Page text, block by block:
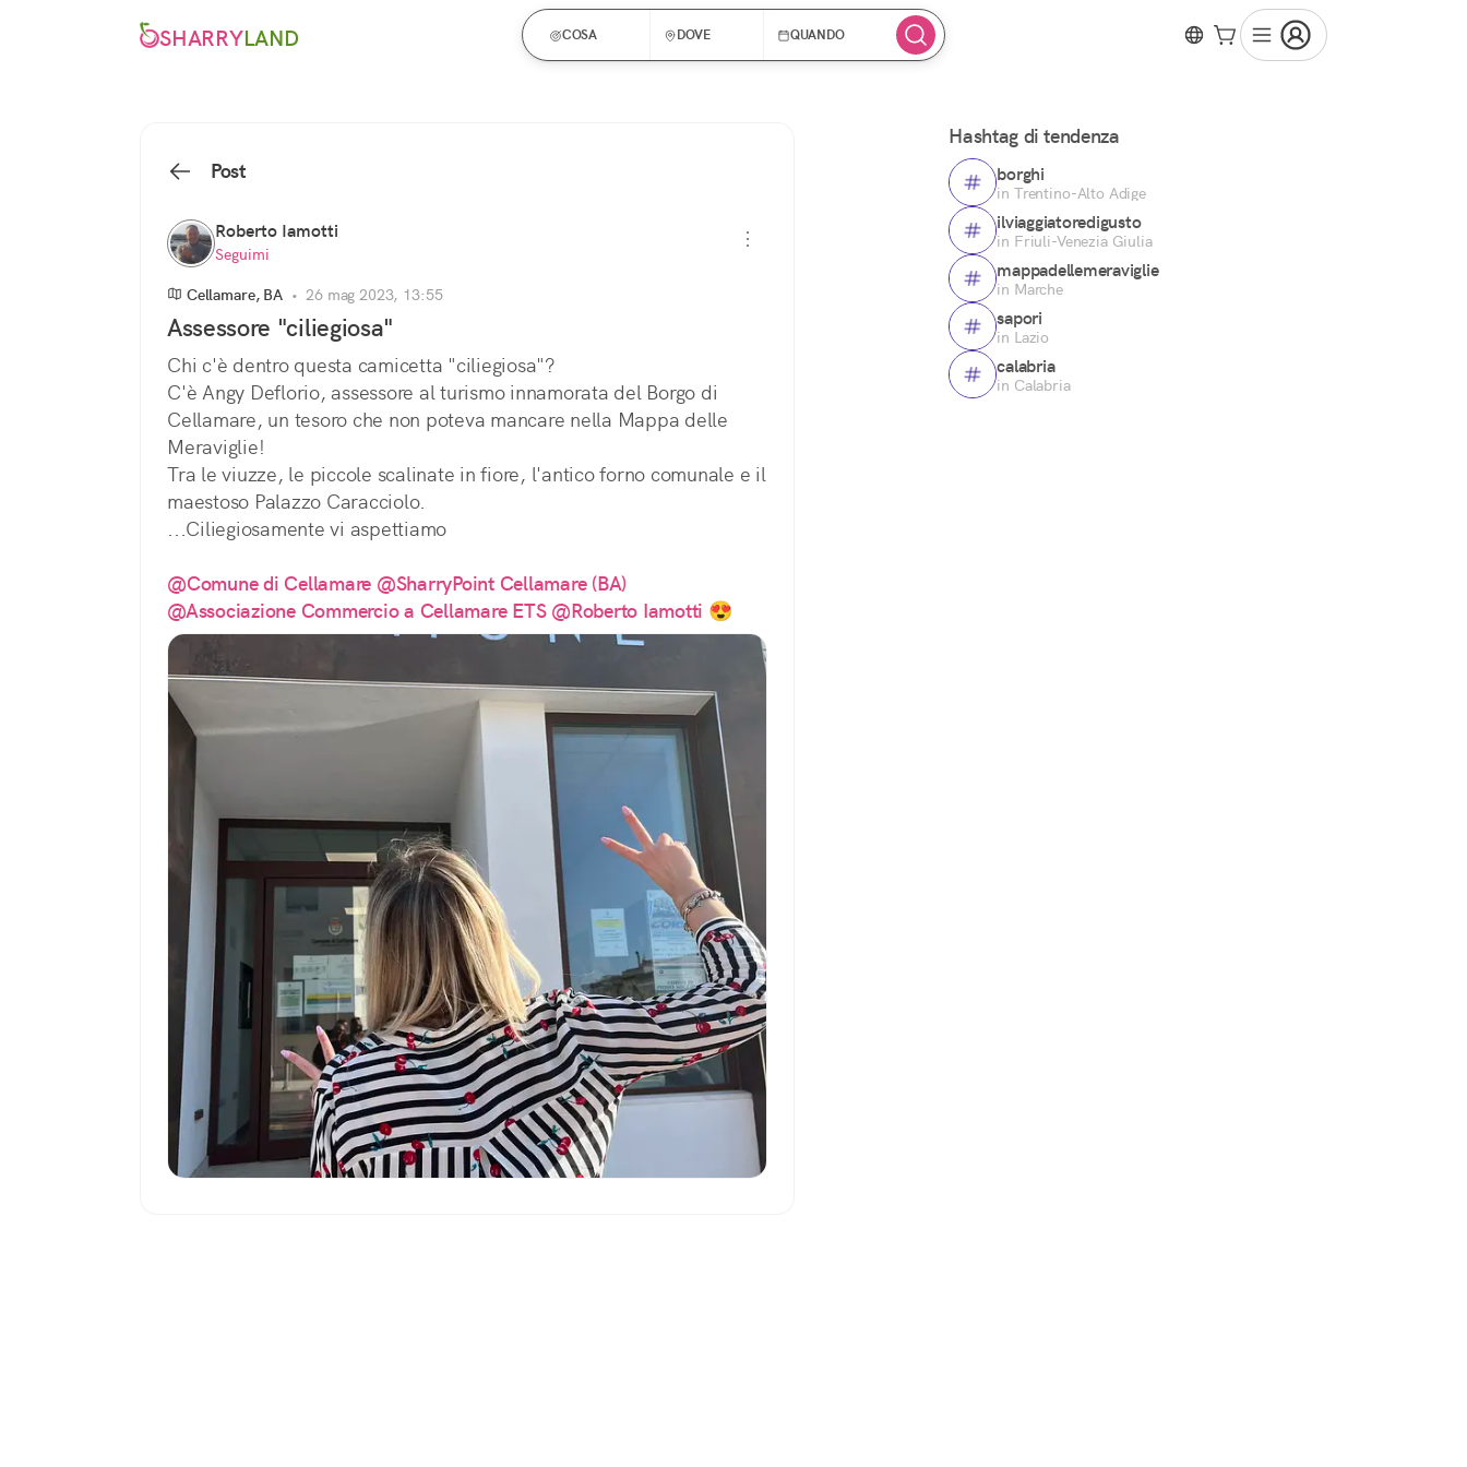
SHARRYLAND COSA DOVE QUANDO
Post
Roberto Iamotti
Seguimi
Cellamare, BA•26 mag 2023, 13:55
Assessore "ciliegiosa"
Chi c'è dentro questa camicetta "ciliegiosa"?
C'è Angy Deflorio, assessore al turismo innamorata del Borgo di
Cellamare, un tesoro che non poteva mancare nella Mappa delle
Meraviglie!
Tra le viuzze, le piccole scalinate in fiore, l'antico forno comunale e il
maestoso Palazzo Caracciolo.
...Ciliegiosamente vi aspettiamo
@Comune di Cellamare @SharryPoint Cellamare (BA)
@Associazione Commercio a Cellamare ETS @Roberto Iamotti 😍
Hashtag di tendenza
borghi
in Trentino-Alto Adige
ilviaggiatoredigusto
in Friuli-Venezia Giulia
mappadellemeraviglie
in Marche
sapori
in Lazio
calabria
in Calabria